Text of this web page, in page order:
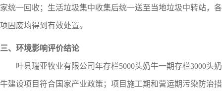
家统一回收； 生活垃圾集中收集后统一送至当地垃圾中转站，各
项固废均得到有效处置。
三、环境影响评价结论
叶县瑞亚牧业有限公司年存栏5000头奶牛一期存栏3000头奶
牛建设项目 符合国家产业政策；项目施工期和营运期污染防治措